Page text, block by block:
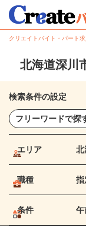
クリエイトバイト・パート
北海道深川
検索条件の設定
エリア 北
職種 指
条件 午